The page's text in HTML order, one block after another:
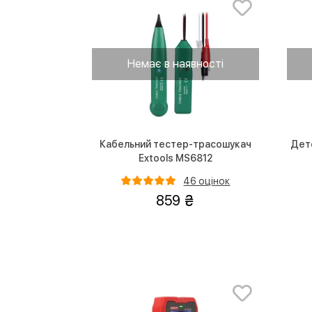
Немає в наявності
Кабельний тестер-трасошукач
Extools MS6812
46 оцінок
859